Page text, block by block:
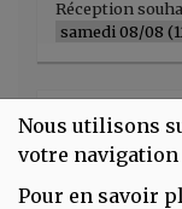
Nous utilisons
votre
Pour en savoir
Réception